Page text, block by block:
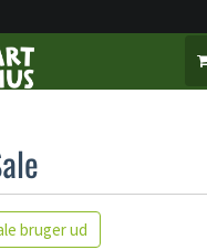
MIN KONTO
bruger ud